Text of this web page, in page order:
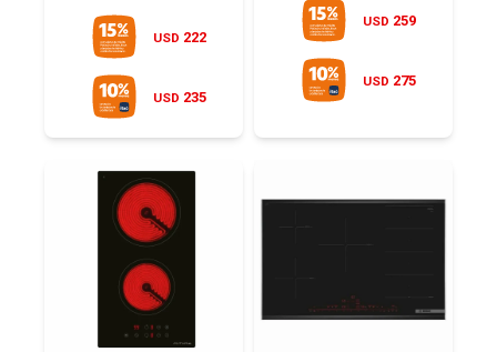
USD 222
USD 235
USD 259
USD 275